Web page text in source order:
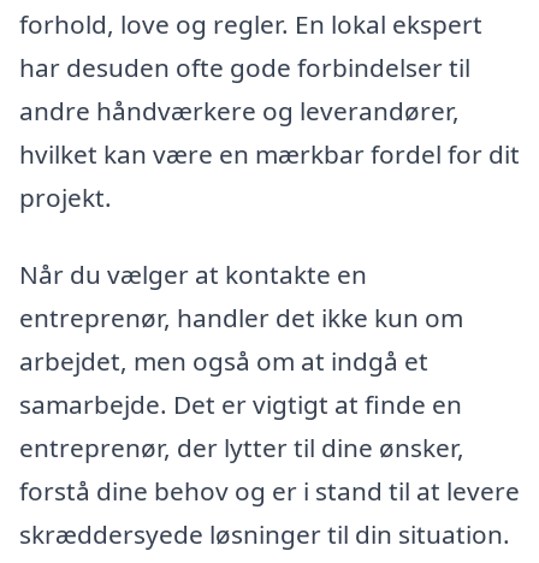
forhold, love og regler. En lokal ekspert
har desuden ofte gode forbindelser til
andre håndværkere og leverandører,
hvilket kan være en mærkbar fordel for dit
projekt.
Når du vælger at kontakte en
entreprenør, handler det ikke kun om
arbejdet, men også om at indgå et
samarbejde. Det er vigtigt at finde en
entreprenør, der lytter til dine ønsker,
forstå dine behov og er i stand til at levere
skræddersyede løsninger til din situation.